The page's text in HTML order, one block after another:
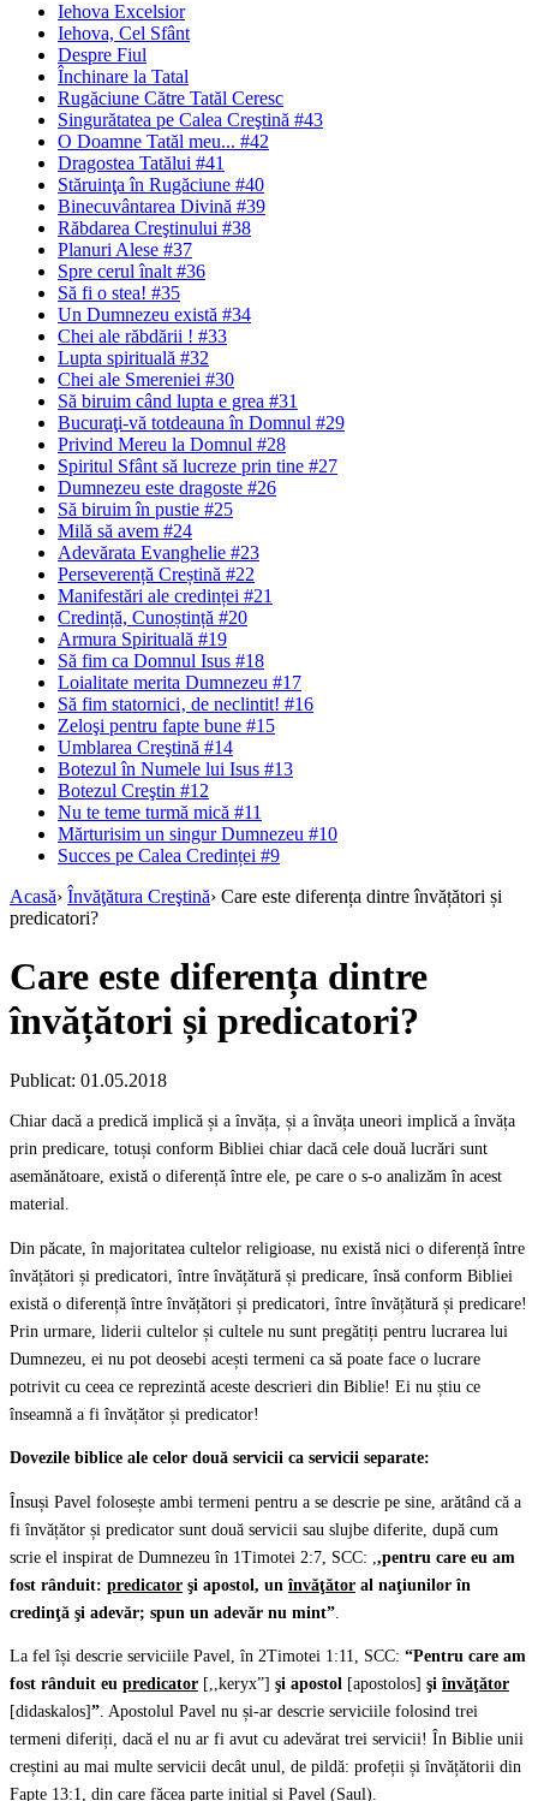
Iehova Excelsior
Iehova, Cel Sfânt
Despre Fiul
Închinare la Tatal
Rugăciune Către Tatăl Ceresc
Singurătatea pe Calea Creştină #43
O Doamne Tatăl meu... #42
Dragostea Tatălui #41
Stăruinţa în Rugăciune #40
Binecuvântarea Divină #39
Răbdarea Creştinului #38
Planuri Alese #37
Spre cerul înalt #36
Să fi o stea! #35
Un Dumnezeu există #34
Chei ale răbdării ! #33
Lupta spirituală #32
Chei ale Smereniei #30
Să biruim când lupta e grea #31
Bucuraţi-vă totdeauna în Domnul #29
Privind Mereu la Domnul #28
Spiritul Sfânt să lucreze prin tine #27
Dumnezeu este dragoste #26
Să biruim în pustie #25
Milă să avem #24
Adevărata Evanghelie #23
Perseverență Creștină #22
Manifestări ale credinței #21
Credință, Cunoștință #20
Armura Spirituală #19
Să fim ca Domnul Isus #18
Loialitate merita Dumnezeu #17
Să fim statornici‚ de neclintit! #16
Zeloşi pentru fapte bune #15
Umblarea Creştină #14
Botezul în Numele lui Isus #13
Botezul Creştin #12
Nu te teme turmă mică #11
Mărturisim un singur Dumnezeu #10
Succes pe Calea Credinței #9
Acasă› Învăţătura Creştină› Care este diferența dintre învățători și
predicatori?
Care este diferența dintre
învățători și predicatori?
Publicat: 01.05.2018
Chiar dacă a predică implică și a învăța, și a învăța uneori implică a învăța
prin predicare, totuși conform Bibliei chiar dacă cele două lucrări sunt
asemănătoare, există o diferență între ele, pe care o s-o analizăm în acest
material.
Din păcate, în majoritatea cultelor religioase, nu există nici o diferență între
învățători și predicatori, între învățătură și predicare, însă conform Bibliei
există o diferență între învățători și predicatori, între învățătură și predicare!
Prin urmare, liderii cultelor și cultele nu sunt pregătiți pentru lucrarea lui
Dumnezeu, ei nu pot deosebi acești termeni ca să poate face o lucrare
potrivit cu ceea ce reprezintă aceste descrieri din Biblie! Ei nu știu ce
înseamnă a fi învățător și predicator!
Dovezile biblice ale celor două servicii ca servicii separate:
Însuși Pavel folosește ambi termeni pentru a se descrie pe sine, arătând că a
fi învățător și predicator sunt două servicii sau slujbe diferite, după cum
scrie el inspirat de Dumnezeu în 1Timotei 2:7, SCC: , ,pentru care eu am
fost rânduit: predicator şi apostol, un învăţător al naţiunilor în
credinţă şi adevăr; spun un adevăr nu mint”
La fel își descrie serviciile Pavel, în 2Timotei 1:11, SCC: “Pentru care am
fost rânduit eu predicator [,,keryx”] şi apostol [apostolos] şi învăţător
[didaskalos]”. Apostolul Pavel nu și-ar descrie serviciile folosind trei
termeni diferiți, dacă el nu ar fi avut cu adevărat trei servicii! În Biblie unii
creștini au mai multe servicii decât unul, de pildă: profeții și învățătorii din
Fapte 13:1, din care făcea parte inițial și Pavel (Saul).